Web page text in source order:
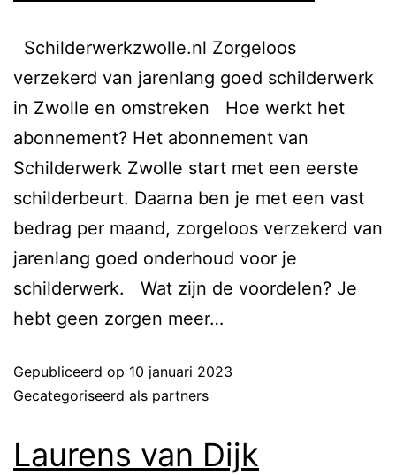
Schilderwerkzwolle.nl Zorgeloos
verzekerd van jarenlang goed schilderwerk
in Zwolle en omstreken Hoe werkt het
abonnement?​ Het abonnement van
Schilderwerk Zwolle start met een eerste
schilderbeurt. Daarna ben je met een vast
bedrag per maand, zorgeloos verzekerd van
jarenlang goed onderhoud voor je
schilderwerk. Wat zijn de voordelen? Je
hebt geen zorgen meer…
Gepubliceerd op 10 januari 2023
Gecategoriseerd als partners
Laurens van Dijk